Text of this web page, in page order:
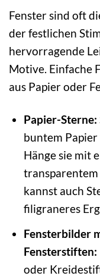
Fenster sind oft
der festlichen
hervorragende
Motive. Einfache
aus Papier oder
Papier-Sterne:
buntem Papier
Hänge sie mit
transparentem
kannst auch
filigraneres
Fensterbilder
Fensterstiften:
oder